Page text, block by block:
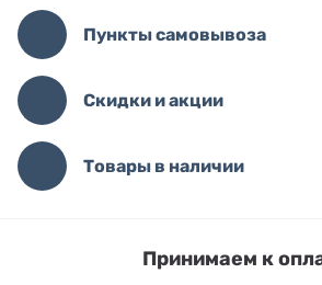
Пункты самовывоза
Скидки и акции
Товары в наличии
Принимаем к